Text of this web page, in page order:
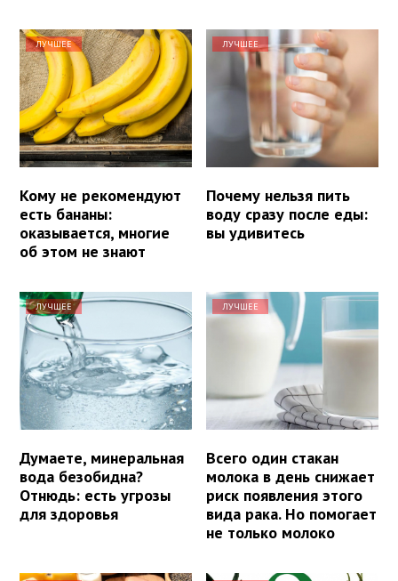
ЛУЧШЕЕ
Кому не рекомендуют
есть бананы:
оказывается, многие
об этом не знают
ЛУЧШЕЕ
Почему нельзя пить
воду сразу после еды:
вы удивитесь
ЛУЧШЕЕ
Думаете, минеральная
вода безобидна?
Отнюдь: есть угрозы
для здоровья
ЛУЧШЕЕ
Всего один стакан
молока в день снижает
риск появления этого
вида рака. Но помогает
не только молоко